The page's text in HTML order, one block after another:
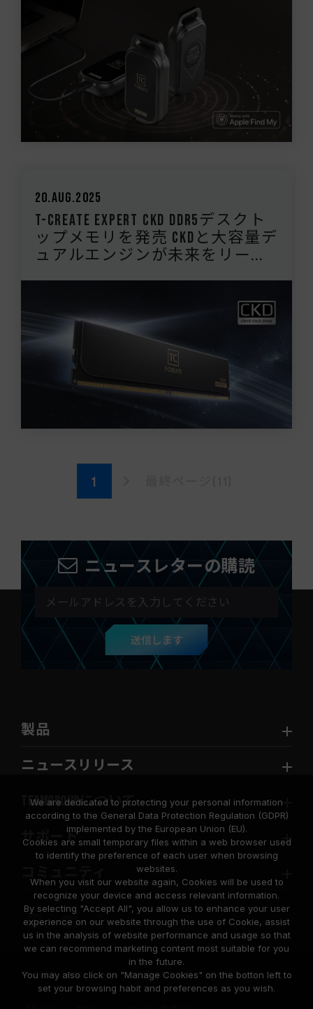
20.Aug.2025
T-CREATE EXPERT CKD DDR5デスクト
ップメモリを発売 CKDと大容量デ
ュアルエンジンが未来をリー...
ニュースレターの購読
送信します
製品
ニュースリリース
TEAMGROUPについて
サポート
© 2026 Team Group Inc. All Rights Reserved.
We are dedicated to protecting your personal information
according to the General Data Protection Regulation (GDPR)
implemented by the European Union (EU).
Cookies are small temporary files within a web browser used
to identify the preference of each user when browsing
websites.
When you visit our website again, Cookies will be used to
recognize your device and access relevant information.
By selecting "Accept All", you allow us to enhance your user
experience on our website through the use of Cookie, assist
us in the analysis of website performance and usage so that
we can recommend marketing content most suitable for you
in the future.
You may also click on "Manage Cookies" on the botton left to
set your browsing habit and preferences as you wish.